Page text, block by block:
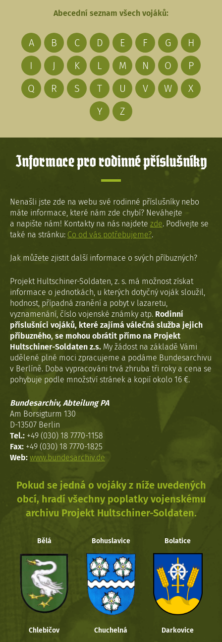
Abecední seznam všech vojáků:
A B C D E F G
H
I
J K L M N O
P
Q
R S T U V W
X
Y
Z
Informace pro rodinné příslušníky
Nenašli jste zde na webu své rodinné příslušníky nebo
máte informace, které nám zde chybí? Neváhejte
a napište nám! Kontakty na nás najdete zde. Podívejte se
také na stránku: Co od vás potřebujeme?.
Jak můžete zjistit další informace o svých příbuzných?
Projekt Hultschiner-Soldaten, z. s. má možnost získat
informace o jednotkách, u kterých dotyčný voják sloužil,
hodnost, případná zranění a pobyt v lazaretu,
vyznamenání, číslo vojenské známky atp. Rodinní
příslušníci vojáků, které zajímá válečná služba jejich
příbuzného, se mohou obrátit přímo na Projekt
Hultschiner-Soldaten z.s. My žádost na základě Vámi
udělené plné moci zpracujeme a podáme Bundesarchivu
v Berlíně. Doba vypracováni trvá zhruba tři roky a cena se
pohybuje podle množství stránek a kopií okolo 16 €.
Bundesarchiv, Abteilung PA
Am Borsigturm 130
D-13507 Berlin
Tel.: +49 (030) 18 7770-1158
Fax: +49 (030) 18 7770-1825
Web: www.bundesarchiv.de
Pokud se jedná o vojáky z níže uvedených
obcí, hradí všechny poplatky vojenskému
archivu Projekt Hultschiner-Soldaten.
Bělá Bohuslavice Bolatice
Chlebičov Chuchelná Darkovice